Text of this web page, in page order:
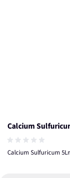
Calcium
Calcium Sulfuricum